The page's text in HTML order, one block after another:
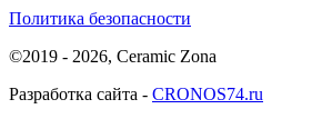
Политика безопасности
©2019 - 2026, Ceramic Zona
Разработка сайта - CRONOS74.ru